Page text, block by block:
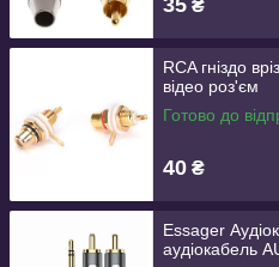
₴
RCA гніздо
відео роз'єм
Готово до
40 ₴
Essager
аудіокабель